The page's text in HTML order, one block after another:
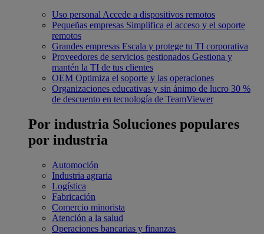
Uso personal Accede a dispositivos remotos
Pequeñas empresas Simplifica el acceso y el soporte
remotos
Grandes empresas Escala y protege tu TI corporativa
Proveedores de servicios gestionados Gestiona y
mantén la TI de tus clientes
OEM Optimiza el soporte y las operaciones
Organizaciones educativas y sin ánimo de lucro 30 %
de descuento en tecnología de TeamViewer
Por industria Soluciones populares
por industria
Automoción
Industria agraria
Logística
Fabricación
Comercio minorista
Atención a la salud
Operaciones bancarias y finanzas